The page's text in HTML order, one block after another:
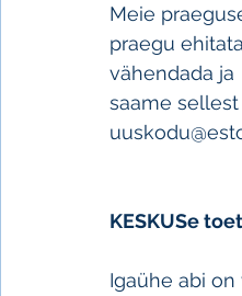
Meie
praegu
vähendada ja
saame
KESKUSe
Igaühe abi